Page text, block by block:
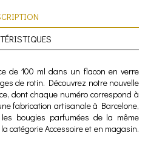
de 100 ml dans un flacon en verre
de rotin. Découvrez notre nouvelle
dont chaque numéro correspond à
fabrication artisanale à Barcelone,
bougies parfumées de la même
catégorie Accessoire et en magasin.